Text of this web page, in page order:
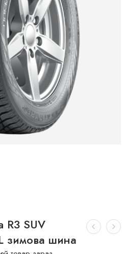
R3 SUV
зимова шина